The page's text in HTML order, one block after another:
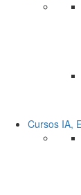
Cursos IA,